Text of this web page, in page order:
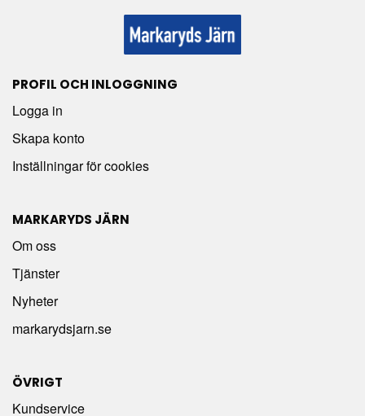
PROFIL OCH INLOGGNING
Logga in
Skapa konto
Inställningar för cookies
MARKARYDS JÄRN
Om oss
Tjänster
Nyheter
markarydsjarn.se
ÖVRIGT
Kundservice